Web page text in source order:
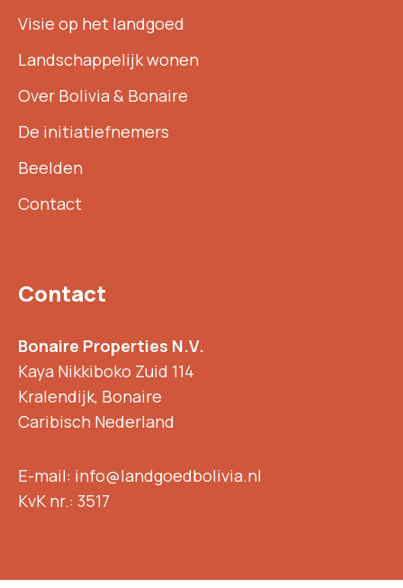
Visie op het landgoed
Landschappelijk wonen
Over Bolivia & Bonaire
De initiatiefnemers
Beelden
Contact
Contact
Bonaire Properties N.V.
Kaya Nikkiboko Zuid 114
Kralendijk, Bonaire
Caribisch Nederland
E-mail: info@landgoedbolivia.nl
KvK nr.: 3517